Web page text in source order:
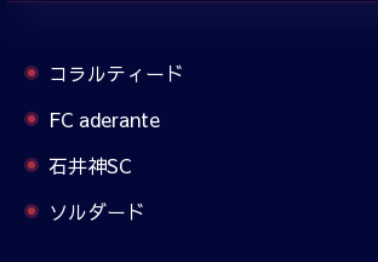
コラルティード
FC aderante
石井神SC
ソルダード